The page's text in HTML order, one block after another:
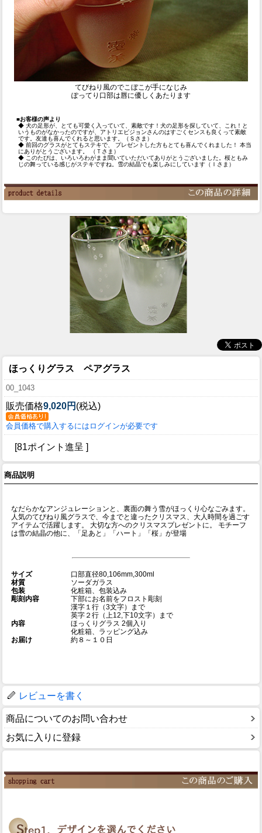
てびねり風のでこぼこが手になじみ
ぽってり口部は唇に優しくあたります
■お客様の声より
◆ 犬の足形が、とても可愛く入っていて、素敵です！犬の足形を探していて、これ！と
いうものがなかったのですが、アトリエビジョンさんのはすごくセンスも良くって素敵
です。友達も喜んでくれると思います。（Ｓさま）
◆ 前回のグラスがとてもステキで、 プレゼントした方もとても喜んでくれました！ 本当
にありがとうございます。 （Ｔさま）
◆ このたびは、いろいろわがまま聞いていただいてありがとうございました。桜ともみ
じの舞っている感じがステキですね。雪の結晶でも楽しみにしています（Ｉさま）
ほっくりグラス ペアグラス
00_1043
販売価格9,020円 (税込)
会員価格で購入するにはログインが必要です
[81ポイント進呈 ]
商品説明
なだらかなアンジュレーションと、裏面の舞う雪がほっくり心なごみます。
人気のてびねり風グラスで、今までと違ったクリスマス、大人時間を過ごす
アイテムで活躍します。 大切な方へのクリスマスプレゼントに。 モチーフ
は雪の結晶の他に、「足あと」「ハート」「桜」が登場
サイズ
口部直径80,106mm,300ml
材質
ソーダガラス
包装
化粧箱、包装込み
彫刻内容
下部にお名前をフロスト彫刻
漢字１行（3文字）まで
英字２行（上12,下10文字）まで
内容
ほっくりグラス 2個入り
化粧箱、ラッピング込み
お届け
約８～１０日
レビューを書く
商品についてのお問い合わせ
お気に入りに登録